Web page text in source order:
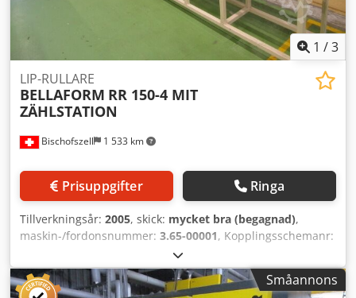
1 /3
Bischofszell 1 533 km
LIP-RULLARE
BELLAFORM RR 150-4 MIT
ZÄHLSTATION
Prisuppgifter Ringa
Tillverkningsår: 2005, skick: mycket bra (begagnad),
maskin-/fordonsnummer: 3.65-00001, Kopplingsschemanr:
8.62-00001 Utrustning / ytterligare information: Består av: -
Inmatningsband Dksdpfopr Ut Nsx Acfsr -Maskin -
Räkningsstation -Utmatningsband
Småannons